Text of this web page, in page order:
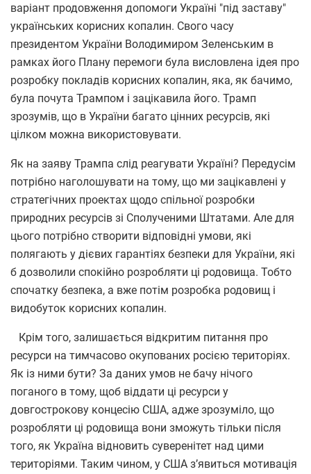
варіант продовження допомоги Україні "під заставу"
українських корисних копалин. Свого часу
президентом України Володимиром Зеленським в
рамках його Плану перемоги була висловлена ідея про
розробку покладів корисних копалин, яка, як бачимо,
була почута Трампом і зацікавила його. Трамп
зрозумів, що в України багато цінних ресурсів, які
цілком можна використовувати.
Як на заяву Трампа слід реагувати Україні? Передусім
потрібно наголошувати на тому, що ми зацікавлені у
стратегічних проектах щодо спільної розробки
природних ресурсів зі Сполученими Штатами. Але для
цього потрібно створити відповідні умови, які
полягають у дієвих гарантіях безпеки для України, які
б дозволили спокійно розробляти ці родовища. Тобто
спочатку безпека, а вже потім розробка родовищ і
видобуток корисних копалин.
Крім того, залишається відкритим питання про
ресурси на тимчасово окупованих росією територіях.
Як із ними бути? За даних умов не бачу нічого
поганого в тому, щоб віддати ці ресурси у
довгострокову концесію США, адже зрозуміло, що
розробляти ці родовища вони зможуть тільки після
того, як Україна відновить суверенітет над цими
територіями. Таким чином, у США з’явиться мотивація